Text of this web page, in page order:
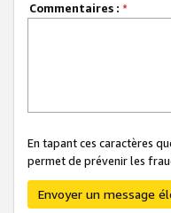
Commentaires : *
En tapant ces caractères
permet de prévenir les
Envoyer un message